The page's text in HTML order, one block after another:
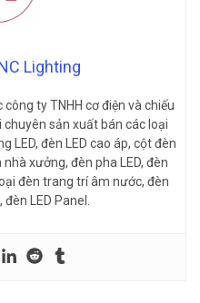
Lighting
ty TNHH cơ điện và chiếu
sản xuất bán các loại
LED, đèn LED cao áp, cột đèn
xưởng, đèn pha LED, đèn
đèn trang trí âm nước, đèn
LED Panel.